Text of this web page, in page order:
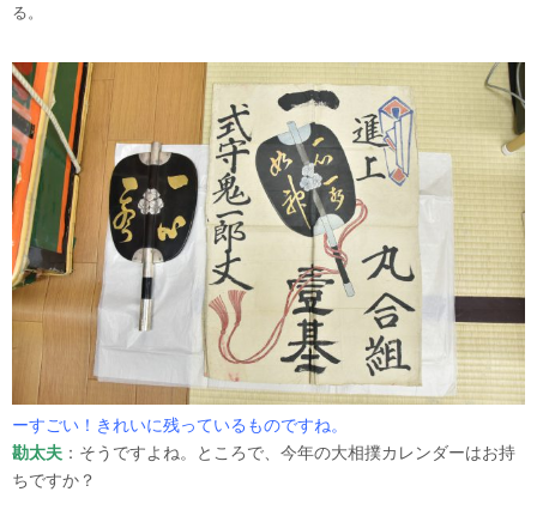
る。
ーすごい！きれいに残っているものですね。
勘太夫 ：そうですよね。ところで、今年の大相撲カレンダーはお持
ちですか？